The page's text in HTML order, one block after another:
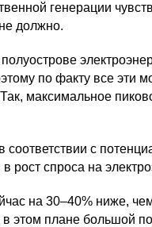
генерации
должно.
по факту все эти
максимальное
соответствии с
рост спроса на
на 30–40% ниже,
этом плане большой